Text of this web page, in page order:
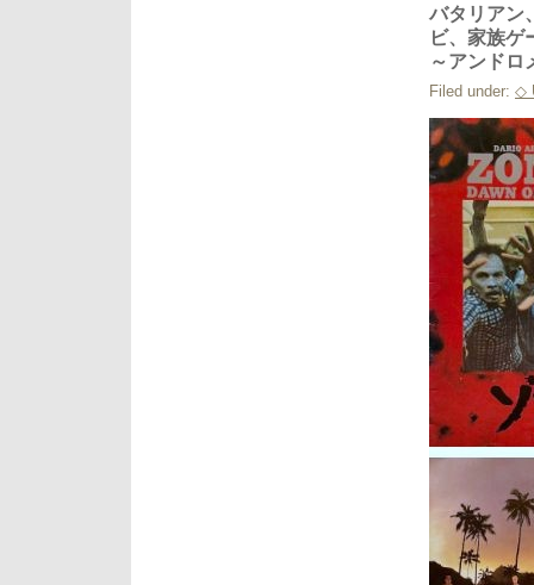
ル
グ
レ
イ
の
像、
風
の
色
に
り、
百
万
年
ピ
ク
ッ
ク
～
い、
バタリアン
ビ、家族ゲ
～アンドロ
Filed under: ◇